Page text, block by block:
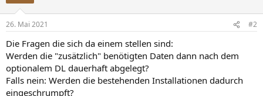
26. Mai 2021 #2
Die Fragen die sich da einem stellen sind:
Werden die "zusätzlich" benötigten Daten dann nach dem
optionalem DL dauerhaft abgelegt?
Falls nein: Werden die bestehenden Installationen dadurch
eingeschrumpft?